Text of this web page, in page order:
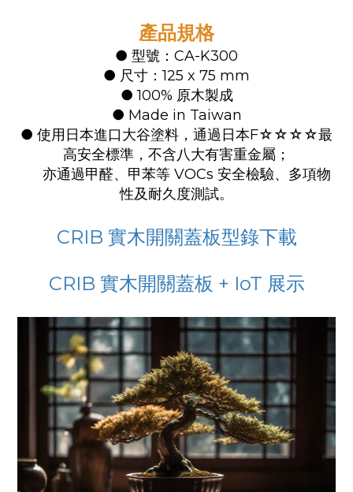
產品規格
● 型號：CA-K300
● 尺寸：125 x 75 mm
●100% 原木製成
● Made in Taiwan
● 使用日本進口大谷塗料，通過日本F☆☆☆☆最
高安全標準，不含八大有害重金屬；
亦通過甲醛、甲苯等 VOCs 安全檢驗、多項物
性及耐久度測試。
CRIB 實木開關蓋板型錄下載
CRIB 實木開關蓋板 + IoT 展示